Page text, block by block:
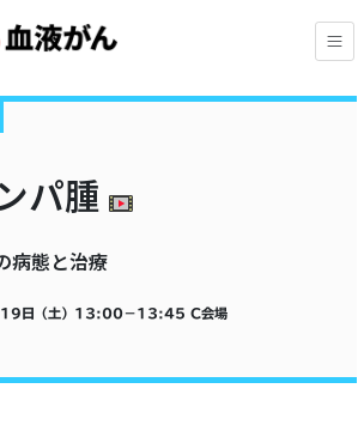
パ腫
病態と治療
日（土） 13:00−13:45 C会場